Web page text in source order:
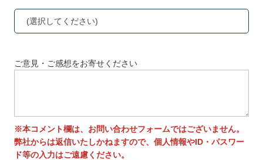
(選択してください)
ご意見・ご感想をお寄せください
※本コメント欄は、お問い合わせフォームではございません。
弊社からは返信いたしかねますので、個人情報やID・パスワー
ド等の入力はご遠慮ください。